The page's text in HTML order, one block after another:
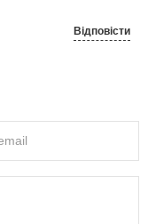
Відповісти